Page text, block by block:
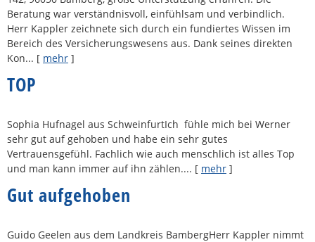
Beratung war verständnisvoll, einfühlsam und verbindlich.
Herr Kappler zeichnete sich durch ein fundiertes Wissen im
Bereich des Versicherungswesens aus. Dank seines direkten
Kon... [ mehr ]
TOP
Sophia Hufnagel aus SchweinfurtIch fühle mich bei Werner
sehr gut auf gehoben und habe ein sehr gutes
Vertrauensgefühl. Fachlich wie auch menschlich ist alles Top
und man kann immer auf ihn zählen.... [ mehr ]
Gut aufgehoben
Guido Geelen aus dem Landkreis BambergHerr Kappler nimmt